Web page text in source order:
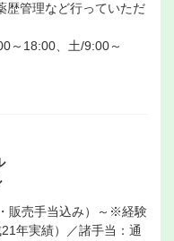
歴管理など行っていただ
～18:00、土/9:00～
販売手当込み）～※経験
年実績）／諸手当：通